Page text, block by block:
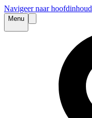
Navigeer naar hoofdinhoud
Menu